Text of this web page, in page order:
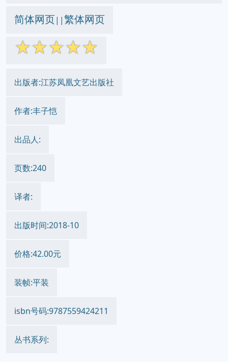
简体网页||繁体网页
☆☆☆☆☆
出版者:江苏凤凰文艺出版社
作者:丰子恺
出品人:
页数:240
译者:
出版时间:2018-10
价格:42.00元
装帧:平装
isbn号码:9787559424211
丛书系列: